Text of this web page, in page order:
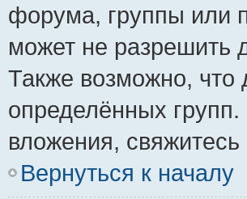
форума, группы или
может не разрешить
Также возможно, что
определённых
вложения,
Вернуться к началу